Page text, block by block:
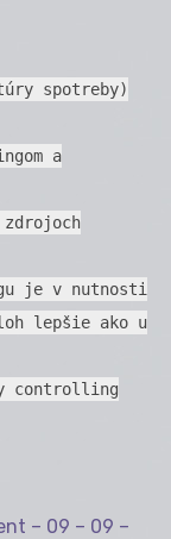
spotreby)
a
je v nutnosti
lepšie ako u
controlling
– 09 – 09 –